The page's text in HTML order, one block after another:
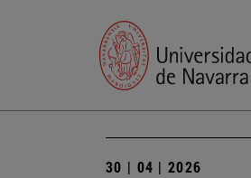
30 | 04 | 2026